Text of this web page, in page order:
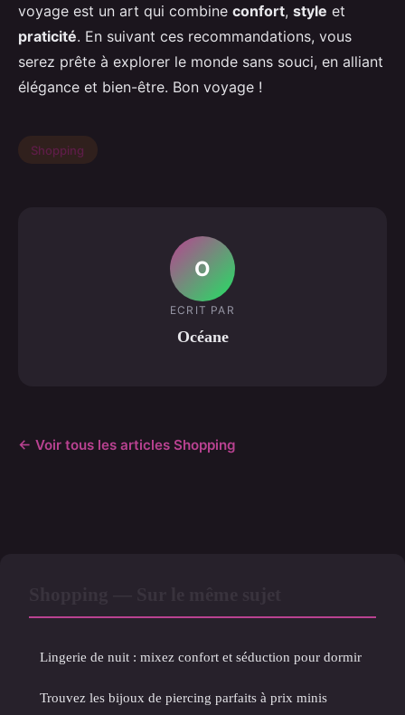
voyage est un art qui combine confort, style et
praticité. En suivant ces recommandations, vous
serez prête à explorer le monde sans souci, en alliant
élégance et bien-être. Bon voyage !
Shopping
O
ECRIT PAR
Océane
← Voir tous les articles Shopping
Lingerie de nuit : mixez confort et séduction pour dormir
Trouvez les bijoux de piercing parfaits à prix minis